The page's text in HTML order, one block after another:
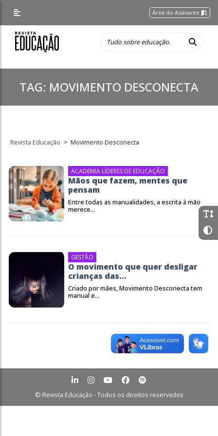
Área do Assinante
TAG: MOVIMENTO DESCONECTA
Revista Educação > Movimento Desconecta
ACADEMIA LÍDERES DE EDUCAÇÃO
Mãos que fazem, mentes que
pensam
Entre todas as manualidades, a escrita à mão
merece...
GESTÃO
O movimento que quer desligar
crianças das...
Criado por mães, Movimento Desconecta tem
manual e...
© Revista Educação - Todos os direitos reservados